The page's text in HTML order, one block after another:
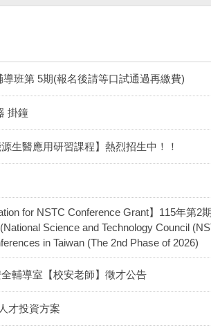
導班第 5期(報名後請等口試通過再繳費)
掛鐘
生醫應用研習課程】熱烈招生中！！
for NSTC Conference Grant】115年第
Science and Technology Council
in Taiwan (The 2nd Phase of 2026)
輔導室【校安老師】徵才公告
才投資方案